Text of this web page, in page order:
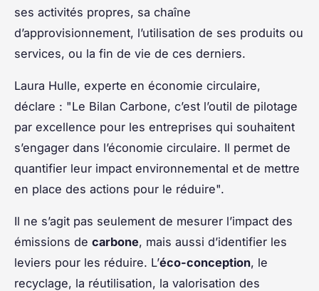
ses activités propres, sa chaîne
d’approvisionnement, l’utilisation de ses produits ou
services, ou la fin de vie de ces derniers.
Laura Hulle, experte en économie circulaire,
déclare : "Le Bilan Carbone, c’est l’outil de pilotage
par excellence pour les entreprises qui souhaitent
s’engager dans l’économie circulaire. Il permet de
quantifier leur impact environnemental et de mettre
en place des actions pour le réduire".
Il ne s’agit pas seulement de mesurer l’impact des
émissions de carbone, mais aussi d’identifier les
leviers pour les réduire. L’éco-conception, le
recyclage, la réutilisation, la valorisation des